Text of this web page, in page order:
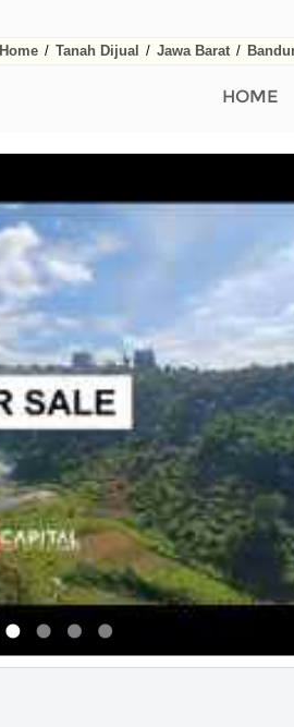
Home / Tanah Dijual / Jawa Barat /
HOME